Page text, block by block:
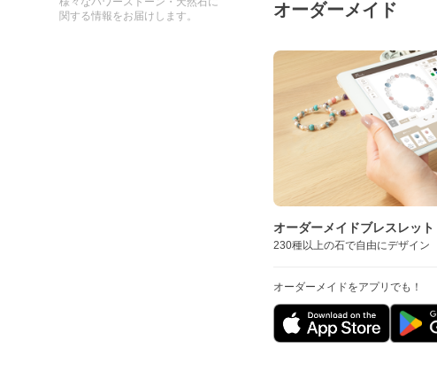
関する情報をお届けします。
オーダーメイド
オーダーメイドブレスレット
230種以上の石で自由にデザイン
オーダーメイドをアプリでも！